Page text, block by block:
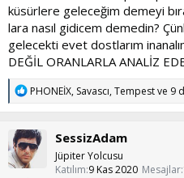
küsürlere geleceğim demeyi
lara nasıl gidicem demedin?
gelecekti evet dostlarım
DEĞİL ORANLARLA ANALİZ
T
p
k
i
l
e
PHONEİX, Savascı,Tempestve 9
SessizAdam
Jüpiter Yolcusu
Katılım 9 Kas 2020 Mesajlar